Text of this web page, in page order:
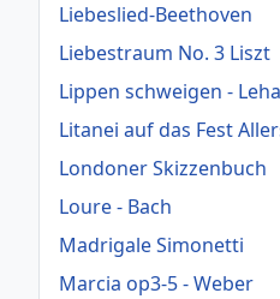
Liebeslied-Beethoven
Liebestraum No. 3 Liszt
Lippen schweigen -
Litanei auf das Fest
Londoner Skizzenbuch
Loure - Bach
Madrigale Simonetti
Marcia op3-5 - Weber